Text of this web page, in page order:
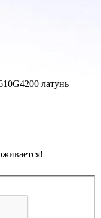
латунь